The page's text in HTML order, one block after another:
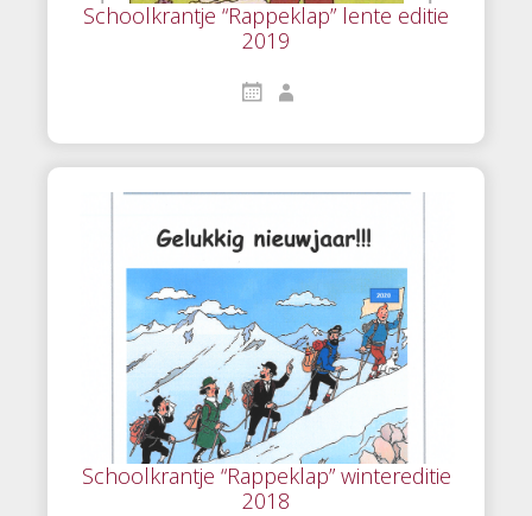
Schoolkrantje “Rappeklap” lente editie
2019
Schoolkrantje “Rappeklap” wintereditie
2018